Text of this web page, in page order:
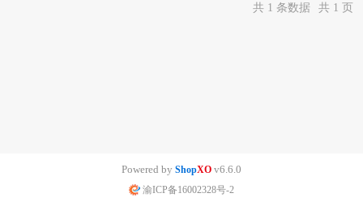
共 1 条数据
共 1 页
Powered by ShopXO v6.6.0
渝ICP备16002328号-2